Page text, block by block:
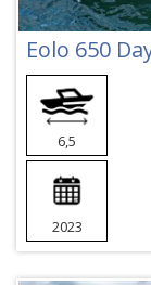
Eolo 650
6,5
2023